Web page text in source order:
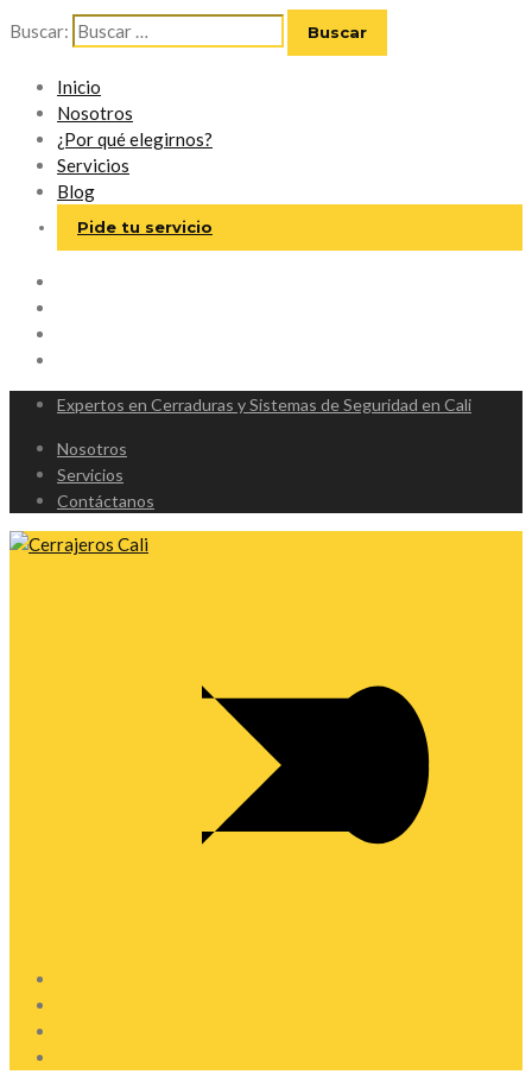
Buscar:
Inicio
Nosotros
¿Por qué elegirnos?
Servicios
Blog
Pide tu servicio
Expertos en Cerraduras y Sistemas de Seguridad en Cali
Nosotros
Servicios
Contáctanos